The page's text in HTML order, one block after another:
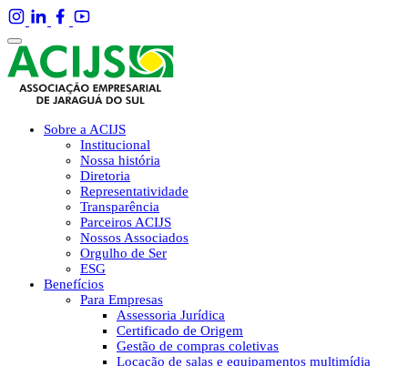
Sobre a ACIJS
Institucional
Nossa história
Diretoria
Representatividade
Transparência
Parceiros ACIJS
Nossos Associados
Orgulho de Ser
ESG
Benefícios
Para Empresas
Assessoria Jurídica
Certificado de Origem
Gestão de compras coletivas
Locação de salas e equipamentos multimídia